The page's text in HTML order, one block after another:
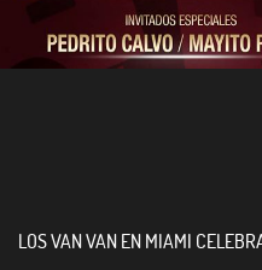
LOS VAN VAN EN MIAMI